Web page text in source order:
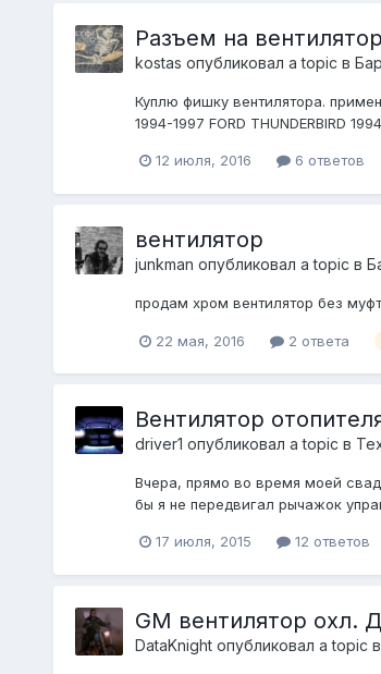
Разъем на
kostas опубликовал a topic в
Куплю фишку вентилятора.
1994-1997 FORD THUNDERBIRD
12 июля, 2016 6 ответов
вентилятор
junkman опубликовал a topic в
продам хром вентилятор без
22 мая, 2016 2 ответа
Вентилятор
driver1 опубликовал a topic в
Вчера, прямо во время моей
бы я не передвигал рычажок
17 июля, 2015 12 ответов
GM вентилятор охл.
DataKnightопубликовал a topic в